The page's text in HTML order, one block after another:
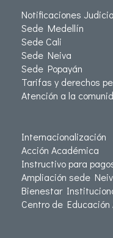
Notificaciones
Sede Medellín
Sede Cali
Sede Neiva
Sede Popayán
Tarifas y derechos
Atención a la
Internacionalización
Acción Académica
Instructivo para
Ampliación sede
Bienestar
Centro de